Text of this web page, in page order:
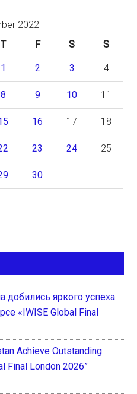
2022
T F S S
1 2 3 4
8 9 10 11
16 17 18
23 24 25
30
добились яркого успеха
«IWISE Global Final
Achieve Outstanding
Final London 2026”